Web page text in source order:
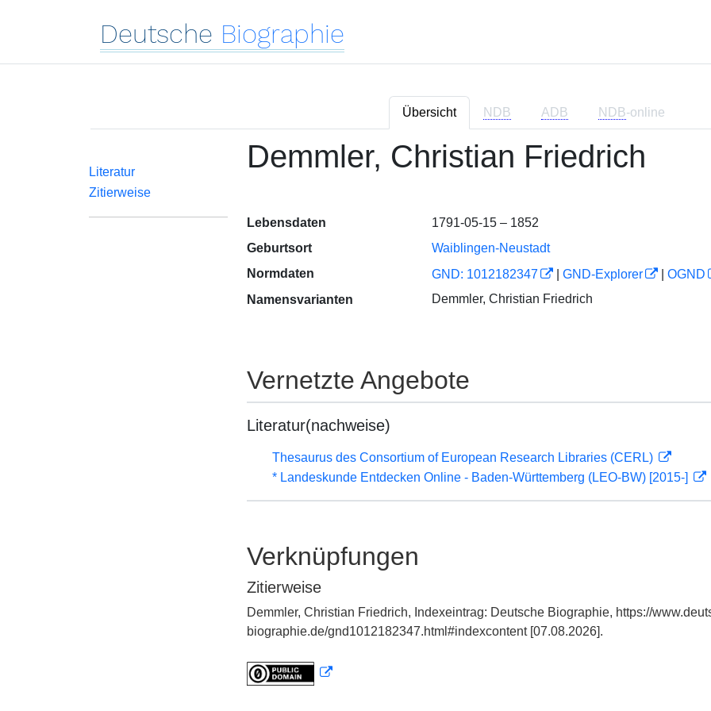
Deutsche Biographie
Übersicht NDB ADB NDB-online
Literatur
Zitierweise
Demmler, Christian Friedrich
Lebensdaten
1791-05-15 – 1852
Geburtsort
Waiblingen-Neustadt
Normdaten
GND: 1012182347 GND-Explorer OGND
Namensvarianten
Demmler, Christian Friedrich
Vernetzte Angebote
Literatur(nachweise)
Thesaurus des Consortium of European Research Libraries (CERL)
* Landeskunde Entdecken Online - Baden-Württemberg (LEO-BW) [2015-]
Verknüpfungen
Zitierweise
Demmler, Christian Friedrich, Indexeintrag: Deutsche Biographie, https://
biographie.de/gnd1012182347.html#indexcontent [07.08.2026].